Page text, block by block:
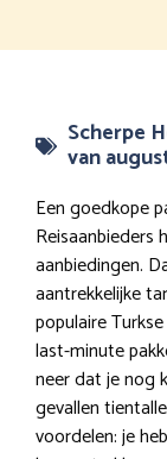
Scherpe
van
Een goedkope
Reisaanbieders
aanbiedingen.
aantrekkelijke
populaire
last-minute
neer dat je nog
gevallen
voordelen: je